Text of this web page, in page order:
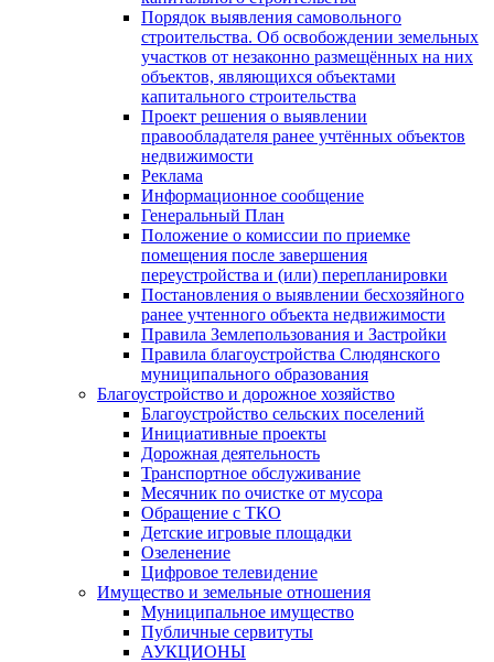
Порядок выявления самовольного
строительства. Об освобождении земельных
участков от незаконно размещённых на них
объектов, являющихся объектами
капитального строительства
Проект решения о выявлении
правообладателя ранее учтённых объектов
недвижимости
Реклама
Информационное сообщение
Генеральный План
Положение о комиссии по приемке
помещения после завершения
переустройства и (или) перепланировки
Постановления о выявлении бесхозяйного
ранее учтенного объекта недвижимости
Правила Землепользования и Застройки
Правила благоустройства Слюдянского
муниципального образования
Благоустройство и дорожное хозяйство
Благоустройство сельских поселений
Инициативные проекты
Дорожная деятельность
Транспортное обслуживание
Месячник по очистке от мусора
Обращение с ТКО
Детские игровые площадки
Озеленение
Цифровое телевидение
Имущество и земельные отношения
Муниципальное имущество
Публичные сервитуты
АУКЦИОНЫ